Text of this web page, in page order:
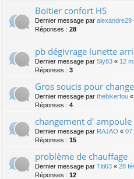
Boitier confort HS
Dernier message par alexandre29
Réponses : 28
pb dégivrage lunette
Dernier message par Sly83 « 12
Réponses : 3
Gros soucis pour
Dernier message par thebikerfou «
Réponses : 4
changement d'
Dernier message par RAJAO « 07
Réponses : 15
problème de chauffage
Dernier message par Titi63 « 28
Réponses : 12